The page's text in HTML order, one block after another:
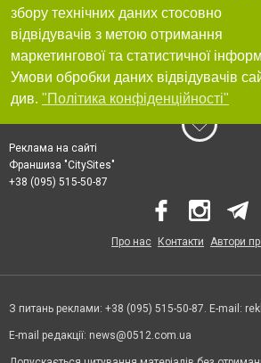
збору технічних даних стосовно
відвідувачів з метою отримання
маркетингової та статистичної
Умови обробки даних відвідувачів
див. "Політика конфіденційності"
Реклама на сайті
Франшиза "CitySites"
+38 (095) 515-50-87
Про нас Контакти Автори
З питань реклами: +38 (095) 515-50-87. E-mail:
E-mail редакції: news@0512.com.ua